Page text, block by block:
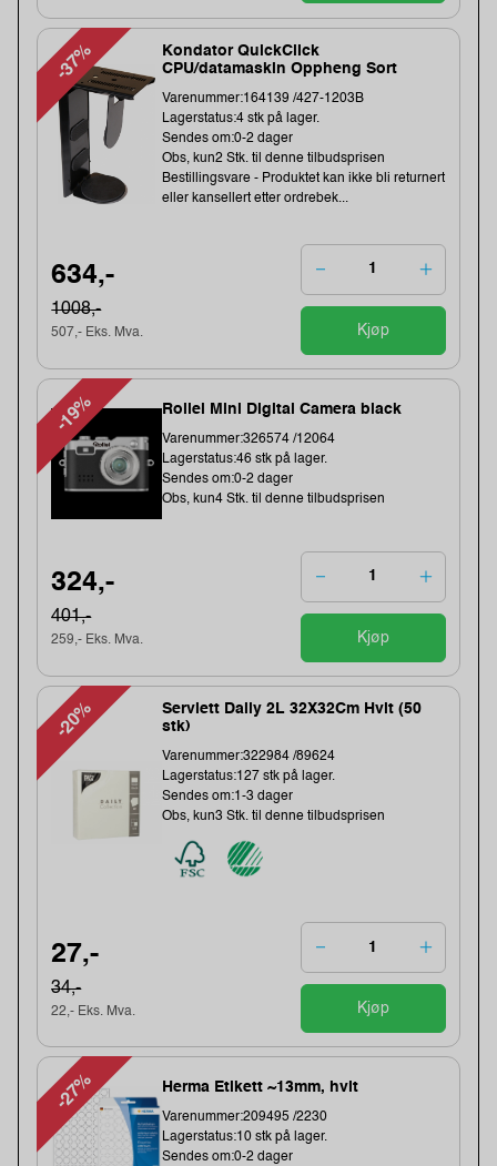
-37%
Kondator QuickClick
CPU/datamaskin Oppheng Sort
Varenummer:164139 /427-1203B
Lagerstatus:4 stk på lager.
Sendes om:0-2 dager
Obs, kun2 Stk. til denne tilbudsprisen
Bestillingsvare - Produktet kan ikke bli returnert
eller kansellert etter ordrebek...
634,-
1008,-
507,- Eks. Mva. Kjøp
-19% Rollei Mini Digital Camera black
Varenummer:326574 /12064
Lagerstatus:46 stk på lager.
Sendes om:0-2 dager
Obs, kun4 Stk. til denne tilbudsprisen
324,-
401,-
259,- Eks. Mva. Kjøp
-20%
Serviett Daily 2L 32X32Cm Hvit (50
stk)
Varenummer:322984 /89624
Lagerstatus:127 stk på lager.
Sendes om:1-3 dager
Obs, kun3 Stk. til denne tilbudsprisen
27,-
34,-
22,- Eks. Mva. Kjøp
-27% Herma Etikett ~13mm, hvit
Varenummer:209495 /2230
Lagerstatus:10 stk på lager.
Sendes om:0-2 dager